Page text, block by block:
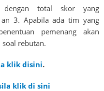
dengan total skor yang
3. Apabila ada tim yang
pemenang akan
rebutan.
klik disini.
klik di sini